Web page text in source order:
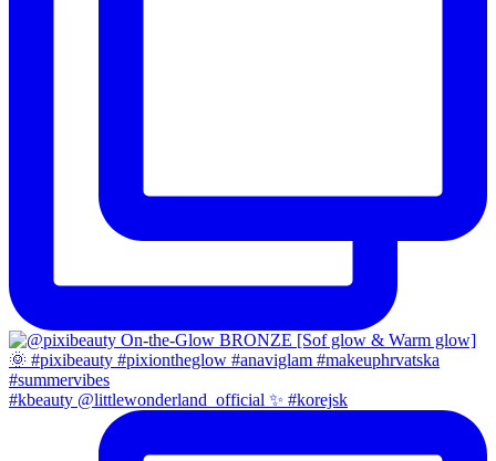
#kbeauty @littlewonderland_official ✨ #korejsk